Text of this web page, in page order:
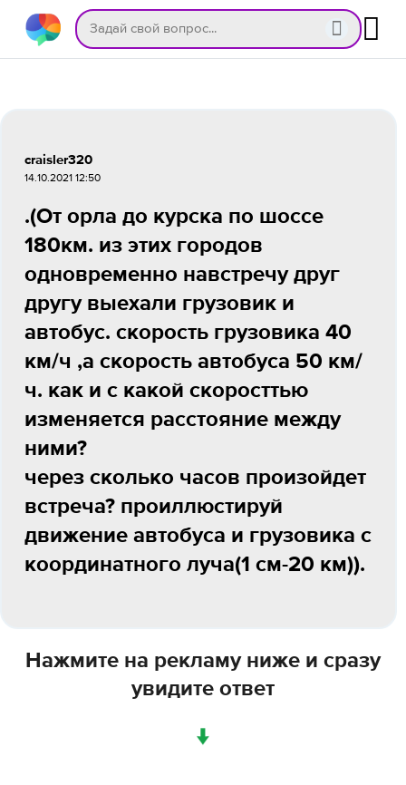
craisler320
14.10.2021 12:50
.(От орла до курска по шоссе
180км. из этих городов
одновременно навстречу друг
другу выехали грузовик и
автобус. скорость грузовика 40
км/ч ,а скорость автобуса 50 км/
ч. как и с какой скоросттью
изменяется расстояние между
ними?
через сколько часов произойдет
встреча? проиллюстируй
движение автобуса и грузовика с
координатного луча(1 см-20 км)).
Нажмите на рекламу ниже и сразу
увидите ответ
↓